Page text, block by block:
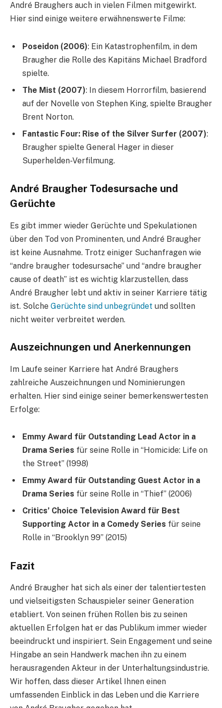
André Braughers auch in vielen Filmen mitgewirkt.
Hier sind einige weitere erwähnenswerte Filme:
Poseidon (2006): Ein Katastrophenfilm, in dem
Braugher die Rolle des Kapitäns Michael Bradford
spielte.
The Mist (2007): In diesem Horrorfilm, basierend
auf der Novelle von Stephen King, spielte Braugher
Brent Norton.
Fantastic Four: Rise of the Silver Surfer (2007):
Braugher spielte General Hager in dieser
Superhelden-Verfilmung.
André Braugher Todesursache und
Gerüchte
Es gibt immer wieder Gerüchte und Spekulationen
über den Tod von Prominenten, und André Braugher
ist keine Ausnahme. Trotz einiger Suchanfragen wie
“andre braugher todesursache” und “andre braugher
cause of death” ist es wichtig klarzustellen, dass
André Braugher lebt und aktiv in seiner Karriere tätig
ist. Solche Gerüchte sind unbegründet und sollten
nicht weiter verbreitet werden.
Auszeichnungen und Anerkennungen
Im Laufe seiner Karriere hat André Braughers
zahlreiche Auszeichnungen und Nominierungen
erhalten. Hier sind einige seiner bemerkenswertesten
Erfolge:
Emmy Award für Outstanding Lead Actor in a
Drama Series für seine Rolle in “Homicide: Life on
the Street” (1998)
Emmy Award für Outstanding Guest Actor in a
Drama Series für seine Rolle in “Thief” (2006)
Critics’ Choice Television Award für Best
Supporting Actor in a Comedy Series für seine
Rolle in “Brooklyn 99” (2015)
Fazit
André Braugher hat sich als einer der talentiertesten
und vielseitigsten Schauspieler seiner Generation
etabliert. Von seinen frühen Rollen bis zu seinen
aktuellen Erfolgen hat er das Publikum immer wieder
beeindruckt und inspiriert. Sein Engagement und seine
Hingabe an sein Handwerk machen ihn zu einem
herausragenden Akteur in der Unterhaltungsindustrie.
Wir hoffen, dass dieser Artikel Ihnen einen
umfassenden Einblick in das Leben und die Karriere